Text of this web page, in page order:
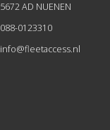
5672 AD NUENEN
088-0123310
info@fleetaccess.nl